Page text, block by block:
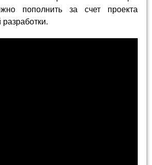
пополнить за счет проекта